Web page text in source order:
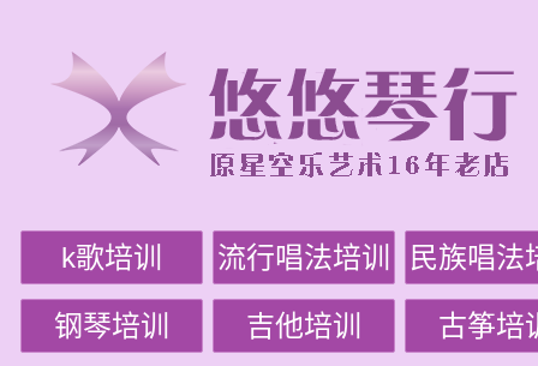
k歌培训 流行唱法培训 民族唱法
钢琴培训 吉他培训 古筝培